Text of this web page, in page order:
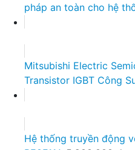
pháp an toàn cho hệ
Mitsubishi Electric
Transistor IGBT Công
Hệ thống truyền động